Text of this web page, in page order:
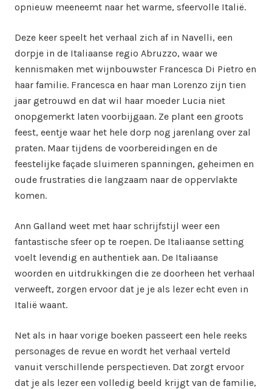
opnieuw meeneemt naar het warme, sfeervolle Italië.
Deze keer speelt het verhaal zich af in Navelli, een
dorpje in de Italiaanse regio Abruzzo, waar we
kennismaken met wijnbouwster Francesca Di Pietro en
haar familie. Francesca en haar man Lorenzo zijn tien
jaar getrouwd en dat wil haar moeder Lucia niet
onopgemerkt laten voorbijgaan. Ze plant een groots
feest, eentje waar het hele dorp nog jarenlang over zal
praten. Maar tijdens de voorbereidingen en de
feestelijke façade sluimeren spanningen, geheimen en
oude frustraties die langzaam naar de oppervlakte
komen.
Ann Galland weet met haar schrijfstijl weer een
fantastische sfeer op te roepen. De Italiaanse setting
voelt levendig en authentiek aan. De Italiaanse
woorden en uitdrukkingen die ze doorheen het verhaal
verweeft, zorgen ervoor dat je je als lezer echt even in
Italië waant.
Net als in haar vorige boeken passeert een hele reeks
personages de revue en wordt het verhaal verteld
vanuit verschillende perspectieven. Dat zorgt ervoor
dat je als lezer een volledig beeld krijgt van de familie,